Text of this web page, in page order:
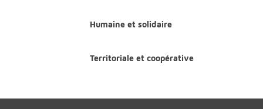
Humaine et solidaire
Territoriale et coopérative